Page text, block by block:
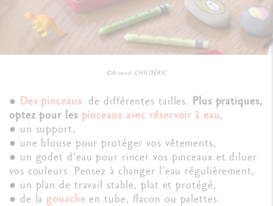
©Arnaud CHILDÉRIC
● Des pinceaux de différentes tailles. Plus pratiques,
optez pour les pinceaux avec réservoir à eau,
● un support,
● une blouse pour protéger vos vêtements,
● un godet d’eau pour rincer vos pinceaux et diluer
vos couleurs. Pensez à changer l’eau régulièrement,
● un plan de travail stable, plat et protégé,
● de la gouache en tube, flacon ou palettes.